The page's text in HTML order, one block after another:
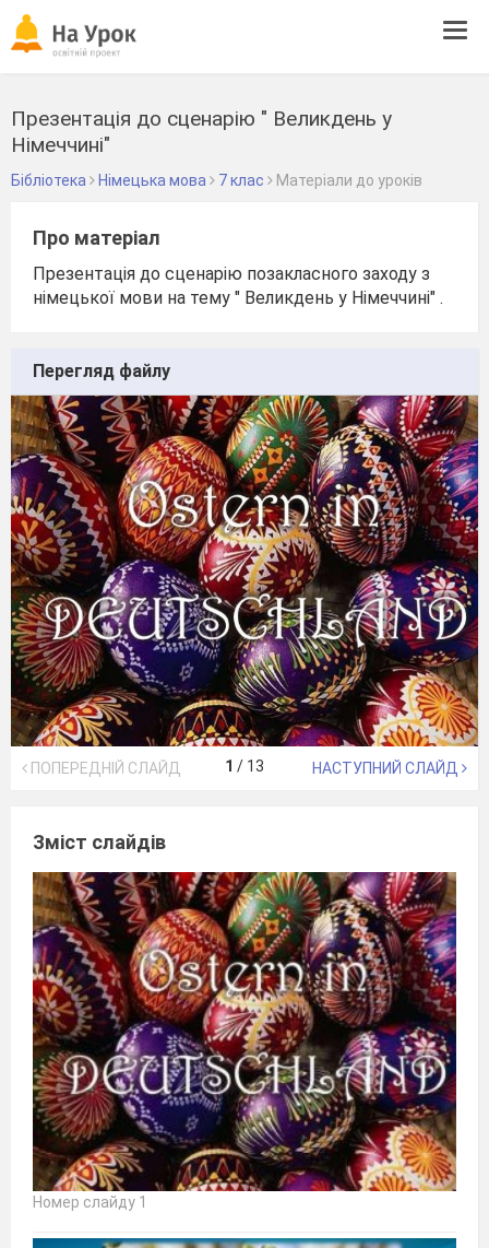
Презентація до сценарію " Великдень у
Німеччині"
Бібліотека Німецька мова 7 клас Матеріали до уроків
Про матеріал
Презентація до сценарію позакласного заходу з
німецької мови на тему " Великдень у Німеччині" .
Перегляд файлу
ПОПЕРЕДНІЙ СЛАЙД 1 / 13 НАСТУПНИЙ СЛАЙД
Зміст слайдів
Номер слайду 1